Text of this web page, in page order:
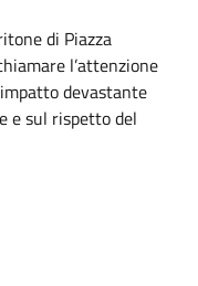
di Piazza
l’attenzione
devastante
e sul rispetto del